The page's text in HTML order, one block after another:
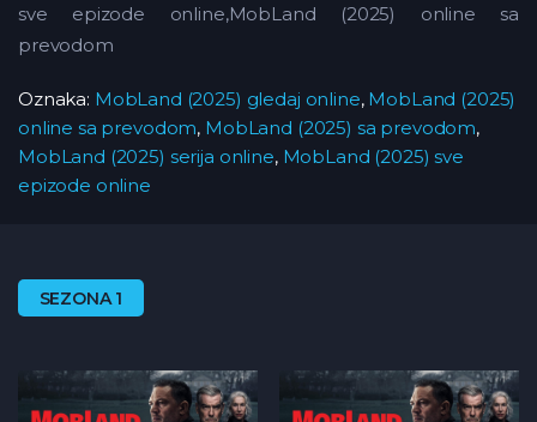
sve epizode online,MobLand (2025) online sa
prevodom
Oznaka: MobLand (2025) gledaj online, MobLand (2025)
online sa prevodom, MobLand (2025) sa prevodom,
MobLand (2025) serija online, MobLand (2025) sve
epizode online
SEZONA 1